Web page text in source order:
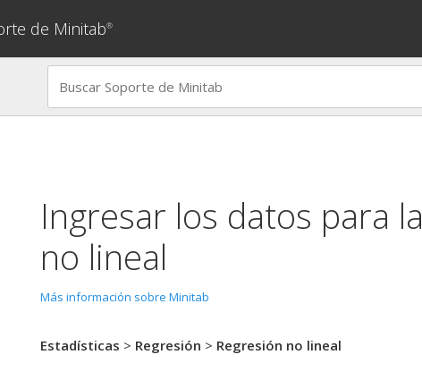
de Minitab®
Ingresar los datos para la
no lineal
Más información sobre Minitab
Estadísticas > Regresión > Regresión no lineal